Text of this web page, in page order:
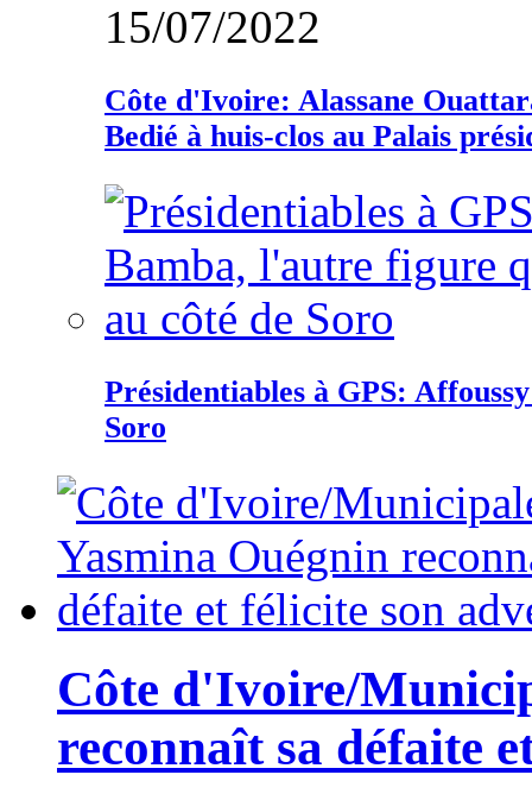
15/07/2022
Côte d'Ivoire: Alassane
Bedié à huis-clos au Palais
Présidentiables à GPS:
Soro
Côte d'Ivoire/
reconnaît sa défaite